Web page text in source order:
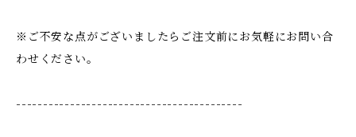
※ご不安な点がございましたらご注文前にお気軽にお問い合
わせください。
------------------------------------------